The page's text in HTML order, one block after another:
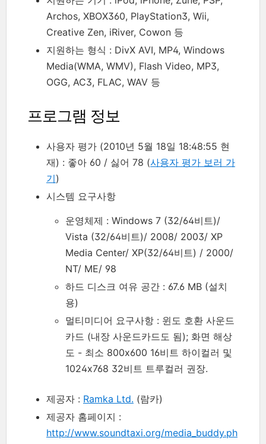
Archos, XBOX360, PlayStation3, Wii,
Creative Zen, iRiver, Cowon 등
지원하는 형식 : DivX AVI, MP4, Windows
Media(WMA, WMV), Flash Video, MP3,
OGG, AC3, FLAC, WAV 등
프로그램 정보
사용자 평가 (2010년 5월 18일 18:48:55 현
재) : 좋아 60 / 싫어 78 (사용자 평가 보러 가
기)
시스템 요구사항
운영체제 : Windows 7 (32/64비트)/
Vista (32/64비트)/ 2008/ 2003/ XP
Media Center/ XP(32/64비트) / 2000/
NT/ ME/ 98
하드 디스크 여유 공간 : 67.6 MB (설치
용)
멀티미디어 요구사항 : 윈도 호환 사운드
카드 (내장 사운드카드도 됨); 화면 해상
도 - 최소 800x600 16비트 하이컬러 및
1024x768 32비트 트루컬러 권장.
제공자 : Ramka Ltd. (람카)
제공자 홈페이지 :
http://www.soundtaxi.org/media_buddy.ph